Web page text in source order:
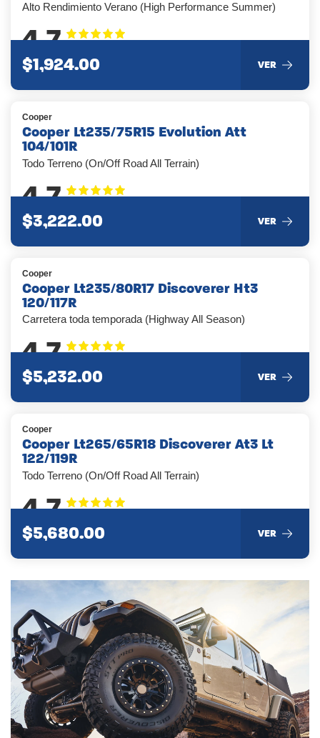
Alto Rendimiento Verano (High Performance Summer)
4.7
$1,924.00 VER
Cooper
Cooper Lt235/75R15 Evolution Att
104/101R
Todo Terreno (On/Off Road All Terrain)
4.7
$3,222.00 VER
Cooper
Cooper Lt235/80R17 Discoverer Ht3
120/117R
Carretera toda temporada (Highway All Season)
4.7
$5,232.00 VER
Cooper
Cooper Lt265/65R18 Discoverer At3 Lt
122/119R
Todo Terreno (On/Off Road All Terrain)
4.7
$5,680.00 VER